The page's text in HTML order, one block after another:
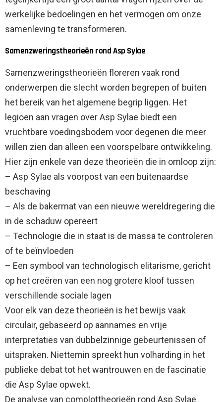
werkelijke bedoelingen en het vermogen om onze
samenleving te transformeren.
Samenzweringstheorieën rond Asp Sylae
Samenzweringstheorieën floreren vaak rond
onderwerpen die slecht worden begrepen of buiten
het bereik van het algemene begrip liggen. Het
legioen aan vragen over Asp Sylae biedt een
vruchtbare voedingsbodem voor degenen die meer
willen zien dan alleen een voorspelbare ontwikkeling.
Hier zijn enkele van deze theorieën die in omloop zijn:
– Asp Sylae als voorpost van een buitenaardse
beschaving
– Als de bakermat van een nieuwe wereldregering die
in de schaduw opereert
– Technologie die in staat is de massa te controleren
of te beïnvloeden
– Een symbool van technologisch elitarisme, gericht
op het creëren van een nog grotere kloof tussen
verschillende sociale lagen
Voor elk van deze theorieën is het bewijs vaak
circulair, gebaseerd op aannames en vrije
interpretaties van dubbelzinnige gebeurtenissen of
uitspraken. Niettemin spreekt hun volharding in het
publieke debat tot het wantrouwen en de fascinatie
die Asp Sylae opwekt.
De analyse van complottheorieën rond Asp Sylae